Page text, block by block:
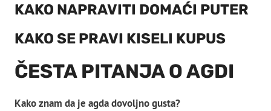
KAKO NAPRAVITI DOMAĆI PUTER
KAKO SE PRAVI KISELI KUPUS
ČESTA PITANJA O AGDI
Kako znam da je agda dovoljno gusta?